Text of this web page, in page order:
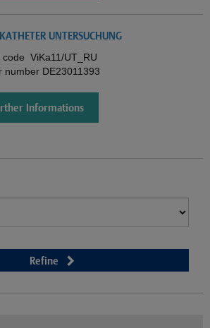
UNTERSUCHUNG
code ViKa11/UT_RU
number DE23011393
Informations
Refine